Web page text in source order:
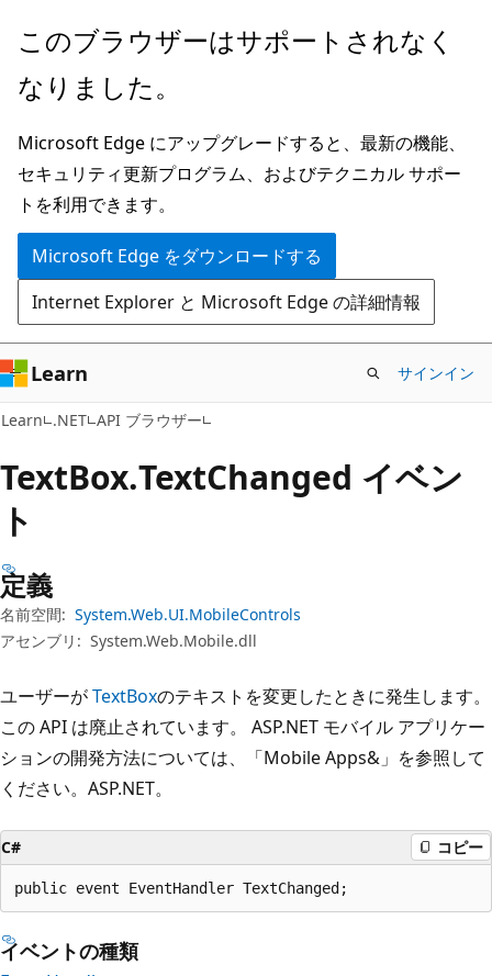
メ
ン
ン
テ
ン
ツ
に
ス
キ
ッ
プ
ペ
ジ
ナ
ビ
ゲ
ー
シ
ョ
ン
に
ス
キ
ッ
プ
このブラウザーはサポートされなく
なりました。
Microsoft Edge にアップグレードすると、最新の機能、
セキュリティ更新プログラム、およびテクニカル サポー
トを利用できます。
Microsoft Edge をダウンロードする
Internet Explorer と Microsoft Edge の詳細情報
Learn サインイン
Learn .NET API ブラウザー
TextBox.TextChanged イベン
ト
定義
名前空間: System.Web.UI.MobileControls
アセンブリ: System.Web.Mobile.dll
ユーザーがTextBoxのテキストを変更したときに発生します。
この API は廃止されています。 ASP.NET モバイル アプリケー
ションの開発方法については、「Mobile Apps&」を参照して
ください。ASP.NET。
C# コピー
public event EventHandler TextChanged;
イベントの種類